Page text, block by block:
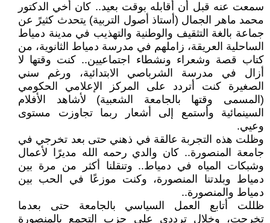
سمعت عنه قبل أن أقابله بوقت بعيد.. كان أخي الدكتور
محمد ماهر الجمال (أستاذ أصول التربية) يتحدث كثيرً عن
جماعة بالغة التثقيف والوطنية والتهذيب في مدينة دمياط
الساحلية العريقة، زاملهم في مدرسة دمياط الثانوية، من
كتاب قصة وشعراء ونشطاء اجتماعيين.. كنت وقتها لا
أزال في مدرسة الشرباصي الابتدائية، ورغم سني
الصغيرة كنت أتردد على المركز الإعلامي الحكومي
(المسمى وقتها بالجامعة الشعبية) لأشاهد الأفلام
السينمائية وأستمع إلى أشعار ربما تجاوزت مستوى
وعيي.
وظلت هذه التجربة عالقة في ذهني حتى بعد تخرجي في
جامعة المنصورة.. كان والدي رحمه الله مديرًا لأعمال
وشبكات المياه في دمياط.. وتنقلنا أكثر من مرة بين
دمياط وبلدتنا المنصورة، وكنت موزعًا في الحب بين
دمياط والمنصورة..
ظللت أتابع العمل السياسي بالجامعة حتى بعدما
تخرجت، وخلال ترددي على حزب التجمع بالمنصورة